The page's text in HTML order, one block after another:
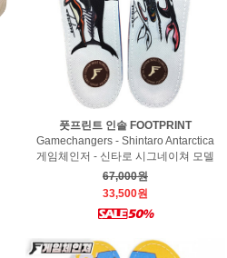
풋프린트 인솔 FOOTPRINT
Gamechangers - Shintaro Antarctica
게임체인저 - 신타로 시그네이쳐 모델
67,000원
33,500원